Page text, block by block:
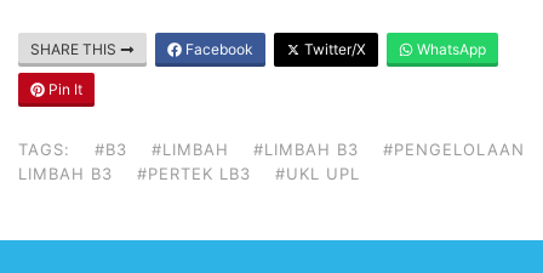
SHARE THIS Facebook Twitter/X WhatsApp
Pin It
TAGS: #B3 #LIMBAH #LIMBAH B3
#PENGELOLAAN
LIMBAH B3
#PERTEK LB3 #UKL UPL